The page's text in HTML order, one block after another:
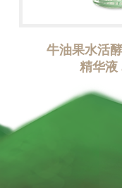
牛油果水活
精华液